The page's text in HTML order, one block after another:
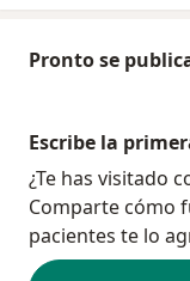
Pronto se
Escribe la
¿Te has visitado
Comparte cómo
pacientes te lo